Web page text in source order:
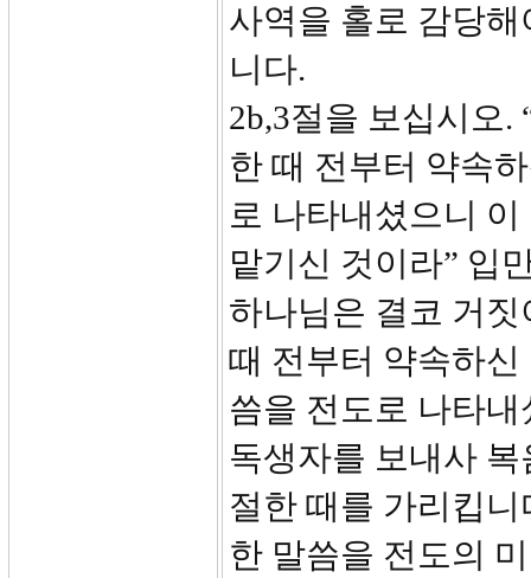
사역을 홀로 감당
니다.
2b,3절을 보십시오.
한 때 전부터 약속
로 나타내셨으니
맡기신 것이라” 입
하나님은 결코 거
때 전부터 약속하
씀을 전도로 나타내
독생자를 보내사
절한 때를 가리킵
한 말씀을 전도의